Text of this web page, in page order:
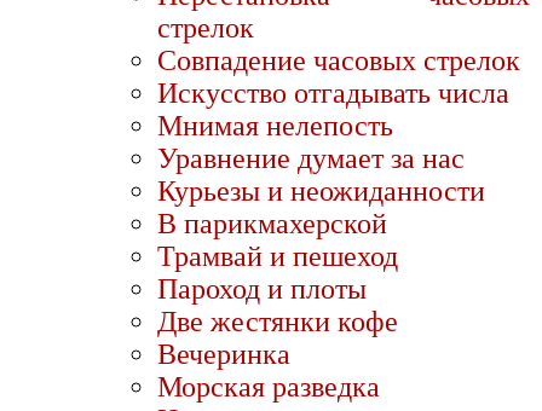
стрелок
Совпадение часовых стрелок
Искусство отгадывать числа
Мнимая нелепость
Уравнение думает за нас
Курьезы и неожиданности
В парикмахерской
Трамвай и пешеход
Пароход и плоты
Две жестянки кофе
Вечеринка
Морская разведка